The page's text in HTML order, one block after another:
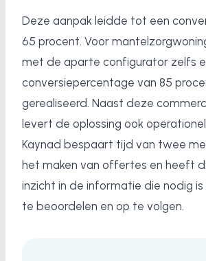
Deze aanpak leidde tot een
65 procent. Voor
met de aparte configurator zelfs
conversiepercentage van 85
gerealiseerd. Naast deze
levert de oplossing ook
Kaynad bespaart tijd van twee
het maken van offertes en heeft
inzicht in de informatie die nodig
te beoordelen en op te volgen.